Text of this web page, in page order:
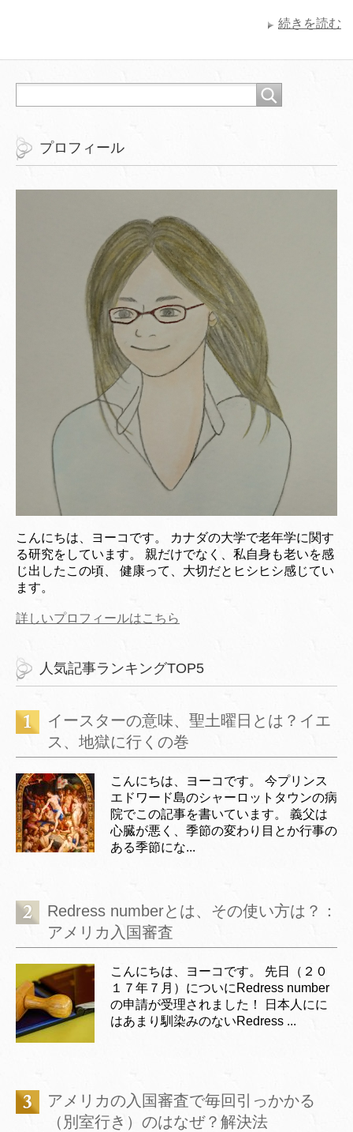
続きを読む
プロフィール
こんにちは、ヨーコです。 カナダの大学で老年学に関す
る研究をしています。 親だけでなく、私自身も老いを感
じ出したこの頃、 健康って、大切だとヒシヒシ感じてい
ます。
詳しいプロフィールはこちら
人気記事ランキングTOP5
イースターの意味、聖土曜日とは？イエ
ス、地獄に行くの巻
こんにちは、ヨーコです。 今プリンス
エドワード島のシャーロットタウンの病
院でこの記事を書いています。 義父は
心臓が悪く、季節の変わり目とか行事の
ある季節にな...
Redress numberとは、その使い方は？：
アメリカ入国審査
こんにちは、ヨーコです。 先日（２０
１７年７月）についにRedress number
の申請が受理されました！ 日本人にに
はあまり馴染みのないRedress ...
アメリカの入国審査で毎回引っかかる
（別室行き）のはなぜ？解決法